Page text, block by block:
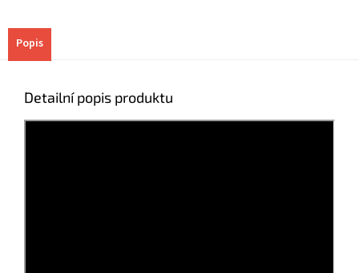
Popis
Detailní popis produktu